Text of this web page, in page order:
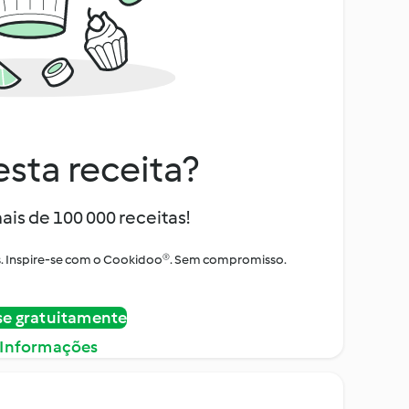
receita?
de 100 000 receitas!
Inspire-se com o Cookidoo®. Sem compromisso.
gratuitamente